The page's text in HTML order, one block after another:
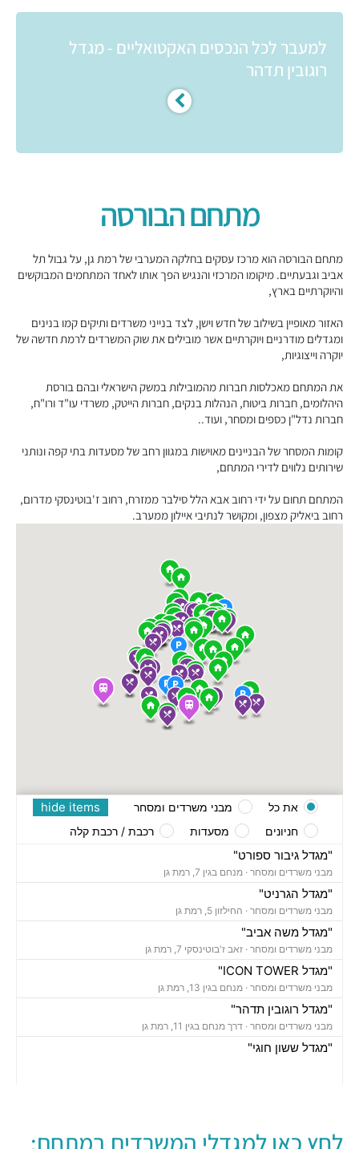
למעבר לכל הנכסים האקטואליים - מגדל
רוגובין תדהר
מתחם הבורסה
מתחם הבורסה הוא מרכז עסקים בחלקה המערבי של רמת גן, על גבול תל
אביב וגבעתיים. מיקומו המרכזי והנגיש הפך אותו לאחד המתחמים המבוקשים
והיוקרתיים בארץ,
האזור מאופיין בשילוב של חדש וישן, לצד בנייני משרדים ותיקים קמו בנינים
ומגדלים מודרניים ויוקרתיים אשר מובילים את שוק המשרדים לרמת חדשה של
יוקרה וייצוגיות,
את המתחם מאכלסות חברות מהמובילות במשק הישראלי ובהם בורסת
היהלומים, חברות ביטוח, הנהלות בנקים, חברות הייטק, משרדי עו"ד ורו"ח,
חברות נדל"ן כספים ומסחר, ועוד..
קומות המסחר של הבניינים מאוישות במגוון רחב של מסעדות בתי קפה ונותני
שירותים נלווים לדירי המתחם,
המתחם תחום על ידי רחוב אבא הלל סילבר ממזרח, רחוב ז'בוטינסקי מדרום,
רחוב ביאליק מצפון, ומקושר לנתיבי איילון ממערב.
"מגדל גיבור ספורט"
מבני משרדים ומסחר · מנחם בגין 7, רמת גן
"מגדל הגרניט"
מבני משרדים ומסחר · החילזון 5, רמת גן
"מגדל משה אביב"
מבני משרדים ומסחר · זאב ז'בוטינסקי 7, רמת גן
"מגדל ICON TOWER"
מבני משרדים ומסחר · מנחם בגין 13, רמת גן
"מגדל רוגובין תדהר"
מבני משרדים ומסחר · דרך מנחם בגין 11, רמת גן
"מגדל ששון חוגי"
מבני משרדים ומסחר ·זאב ז'בוטינסקי 2, רמת גן
hide items את כל
מבני משרדים ומסחר
חניונים
מסעדות רכבת / רכבת קלה
לחץ כאן למגדלי המשרדים במתחם: